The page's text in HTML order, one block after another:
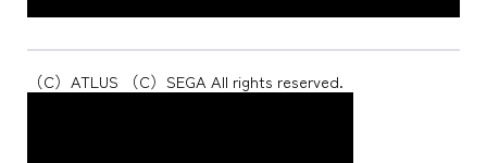
（C）ATLUS （C）SEGA All rights reserved.